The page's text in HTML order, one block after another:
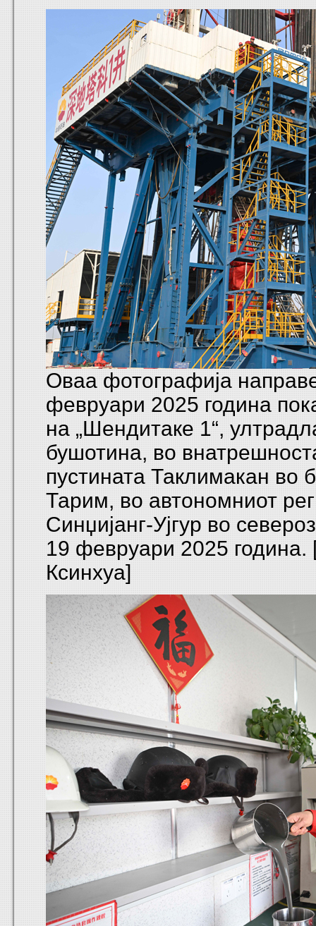
Оваа фотографија
февруари 2025 година
на „Шендитаке 1“,
бушотина, во
пустината Таклимакан во
Тарим, во автономниот
Синџијанг-Ујгур во
19 февруари 2025 година.
Ксинхуа]